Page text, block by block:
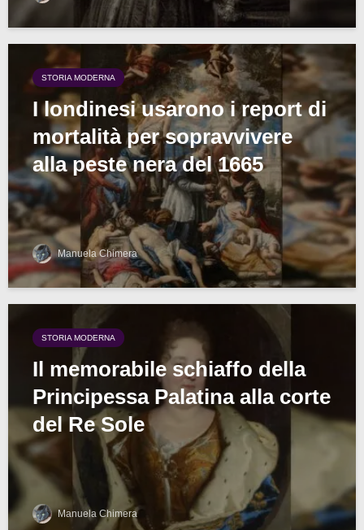
STORIA MODERNA
I londinesi usarono i report di
mortalità per sopravvivere
alla peste nera del 1665
Manuela Chimera
STORIA MODERNA
Il memorabile schiaffo della
Principessa Palatina alla corte
del Re Sole
Manuela Chimera